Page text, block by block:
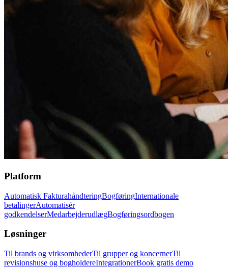
Platform
Automatisk FakturahåndteringBogføringInternationale
betalingerAutomatisér
godkendelserMedarbejderudlægBogføringsordbogen
Løsninger
Til brands og virksomhederTil grupper og koncernerTil
revisionshuse og bogholdereIntegrationerBook gratis demo